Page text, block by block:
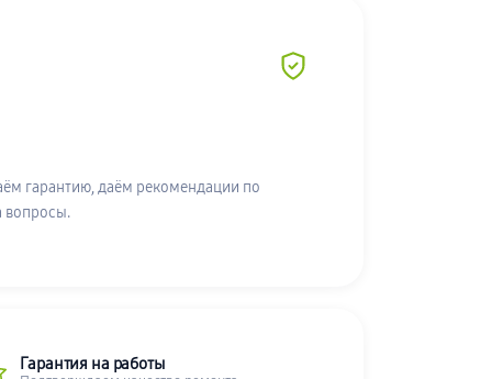
гарантию, даём рекомендации по
вопросы.
Гарантия на работы